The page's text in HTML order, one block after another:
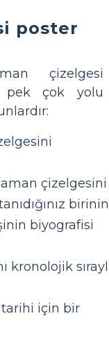
poster
çizelgesi
pek çok yolu
çizelgesini
birinin
biyografisi
kronolojik
için bir